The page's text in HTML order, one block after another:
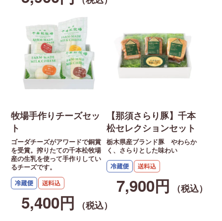
牧場手作りチーズセッ
ト
ゴーダチーズがアワードで銅賞
を受賞。搾りたての千本松牧場
産の生乳を使って手作りしてい
るチーズです。
5,400円 （税込）
【那須さらり豚】千本
松セレクションセット
栃木県産ブランド豚 やわらか
く、さらりとした味わい
7,900円 （税込）